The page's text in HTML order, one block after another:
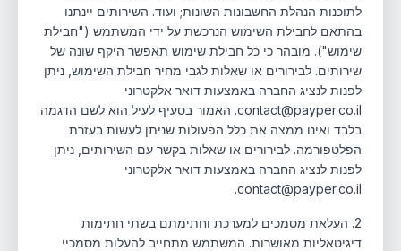
לתוכנות הנהלת החשבונות השונות; ועוד. השירותים יינתנו
בהתאם לחבילת השימוש הנרכשת על ידי המשתמש ("חבילת
שימוש"). מובהר כי כל חבילת שימוש תאפשר היקף שונה של
שירותים. לבירורים או שאלות לגבי מחיר חבילת השימוש, ניתן
לפנות לנציג החברה באמצעות דואר אלקטרוני
contact@payper.co.il. האמור בסעיף לעיל הוא לשם הדגמה
בלבד ואינו ממצה את כלל הפעולות שניתן לעשות בעזרת
הפלטפורמה. לבירורים או שאלות בקשר עם השירותים, ניתן
לפנות לנציג החברה באמצעות דואר אלקטרוני
contact@payper.co.il.
2. העלאת מסמכים למערכת וחתימתם בשתי חתימות
דיגיטאליות מאושרות. המשתמש מתחייב להעלות מסמכיי